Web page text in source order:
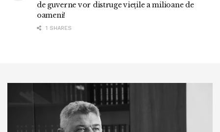
de guverne vor distruge viețile a milioane de
oameni!
1 SHARES